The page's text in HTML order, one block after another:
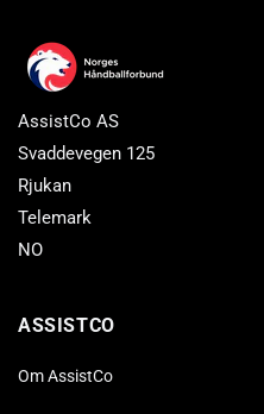
AssistCo AS
Svaddevegen 125
Rjukan
Telemark
NO
ASSISTCO
Om AssistCo